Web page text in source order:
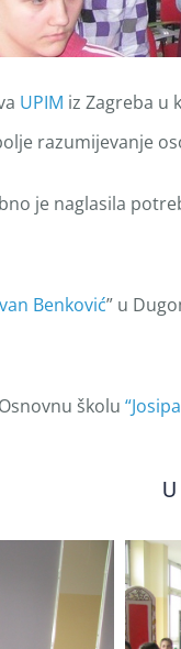
UPIM iz Zagreba u
razumijevanje
je naglasila
Benković” u
školu